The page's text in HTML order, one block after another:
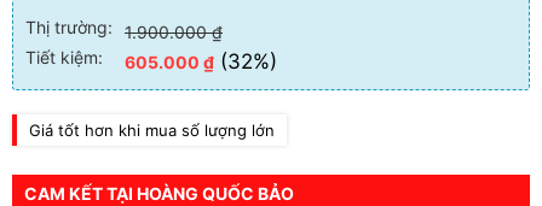
Thị trường: 1.900.000₫
Tiết kiệm:
605.000 ₫ (32%)
Giá tốt hơn khi mua số lượng lớn
CAM KẾT TẠI HOÀNG QUỐC BẢO